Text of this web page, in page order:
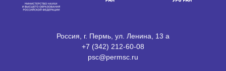
Россия, г. Пермь, ул. Ленина, 13 а
+7 (342) 212-60-08
psc@permsc.ru